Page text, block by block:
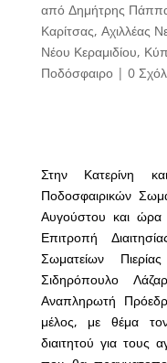
από Δημήτρης
Καρίτσας, Αχιλλέας
Νέου Κεραμιδίου,
Ποδόσφαιρο| 0
Στην Κατερίνη
Ποδοσφαιρικών
Αυγούστου και
Επιτροπή
Σωματείων
Σιδηρόπουλο
Αναπληρωτή
μέλος, με θέμα
διαιτητού για τους